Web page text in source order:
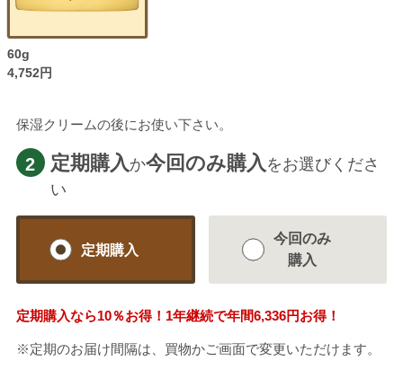
60g
4,752円
保湿クリームの後にお使い下さい。
2 定期購入 か今回のみ購入 をお選びくださ
い
定期購入
今回のみ
購入
定期購入なら10％お得！1年継続で年間6,336円お得！
※定期のお届け間隔は、買物かご画面で変更いただけます。